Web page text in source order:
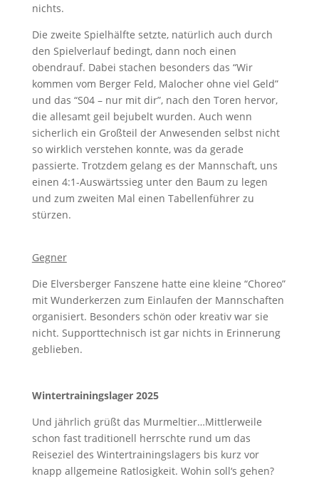
nichts.
Die zweite Spielhälfte setzte, natürlich auch durch
den Spielverlauf bedingt, dann noch einen
obendrauf. Dabei stachen besonders das “Wir
kommen vom Berger Feld, Malocher ohne viel Geld”
und das “S04 – nur mit dir”, nach den Toren hervor,
die allesamt geil bejubelt wurden. Auch wenn
sicherlich ein Großteil der Anwesenden selbst nicht
so wirklich verstehen konnte, was da gerade
passierte. Trotzdem gelang es der Mannschaft, uns
einen 4:1-Auswärtssieg unter den Baum zu legen
und zum zweiten Mal einen Tabellenführer zu
stürzen.
Gegner
Die Elversberger Fanszene hatte eine kleine “Choreo”
mit Wunderkerzen zum Einlaufen der Mannschaften
organisiert. Besonders schön oder kreativ war sie
nicht. Supporttechnisch ist gar nichts in Erinnerung
geblieben.
Wintertrainingslager 2025
Und jährlich grüßt das Murmeltier…Mittlerweile
schon fast traditionell herrschte rund um das
Reiseziel des Wintertrainingslagers bis kurz vor
knapp allgemeine Ratlosigkeit. Wohin soll‘s gehen?